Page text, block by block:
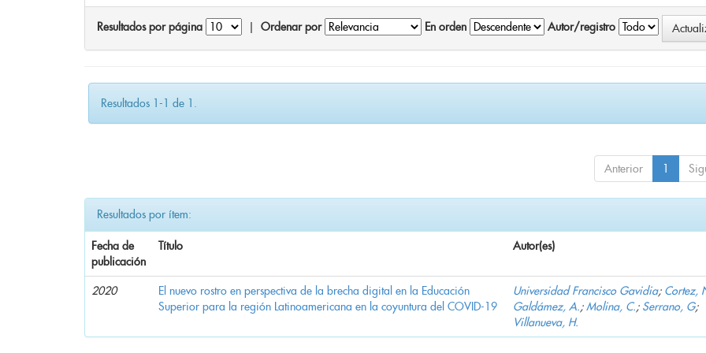
Resultados por página Ordenar por En orden Autor/registro
Resultados 1-1 de 1.
Anterior 1
Resultados por ítem:
Fecha de
publicación
Título Autor(es)
2020
El nuevo rostro en perspectiva de la brecha digital en la Educación
Superior para la región Latinoamericana en la coyuntura del COVID-19
Universidad Francisco Gavidia; Cortez,
Galdámez, A.;Molina, C.; Serrano, G;
Villanueva, H.